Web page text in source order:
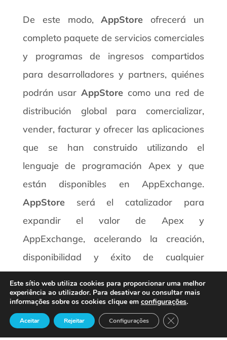
De este modo,AppStore ofrecerá un
completo paquete de servicios comerciales
y programas de ingresos compartidos
para desarrolladores y partners, quiénes
podrán usar AppStorecomo una red de
distribución global para comercializar,
vender, facturar y ofrecer las aplicaciones
que se han construido utilizando el
lenguaje de programación Apex y que
están disponibles en AppExchange.
AppStoreserá el catalizador para
expandir el valor de Apex y
AppExchange, acelerando la creación,
disponibilidad y éxito de cualquier
aplicación on-demand.
05-01-2007
En Foco – Proyecto
Este sítio web utiliza cookies para proporcionar uma melhor
experiência ao utilizador. Para desativar ou consultar mais
informações sobre os cookies clique em configurações.
Aceitar Rejeitar Configurações Close GDPR